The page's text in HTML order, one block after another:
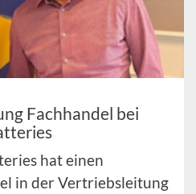
Fachhandel bei
hat einen
in der Vertriebsleitung